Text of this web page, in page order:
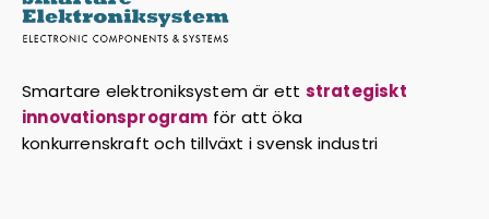
Smartare elektroniksystem är ett strategiskt
innovationsprogram för att öka
konkurrenskraft och tillväxt i svensk industri